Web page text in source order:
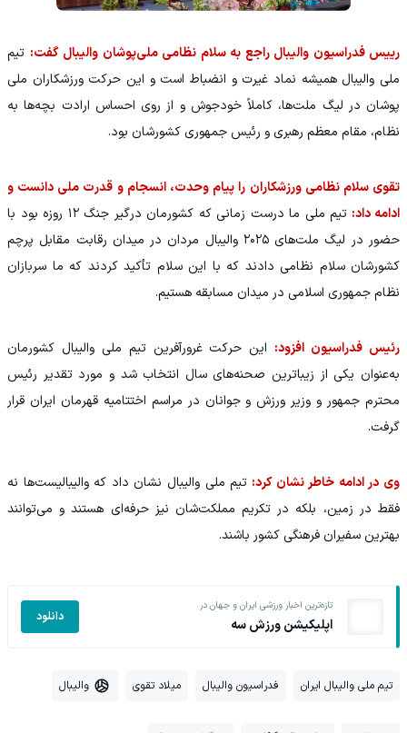
رییس فدراسیون والیبال راجع به سلام نظامی ملی‌پوشان والیبال گفت: تیم
ملی والیبال همیشه نماد غیرت و انضباط است و این حرکت ورزشکاران ملی
پوشان در لیگ ملت‌ها، کاملاً خودجوش و از روی احساس ارادت بچه‌ها به
نظام، مقام معظم رهبری و رئیس ‌جمهوری کشورشان بود.
تقوی سلام نظامی ورزشکاران را پیام وحدت، انسجام و قدرت ملی دانست و
ادامه داد:
تیم ملی ما درست زمانی که کشورمان درگیر جنگ ۱۲ روزه بود با
حضور در لیگ ملت‌های ۲۰۲۵ والیبال مردان در میدان رقابت مقابل پرچم
کشورشان سلام نظامی دادند که با این سلام تأکید کردند که ما سربازان
نظام جمهوری اسلامی در میدان مسابقه هستیم.
رئیس فدراسیون افزود: این حرکت غرورآفرین تیم ملی والیبال کشورمان
به‌عنوان یکی از زیباترین صحنه‌های سال انتخاب شد و مورد تقدیر رئیس
محترم جمهور و وزیر ورزش و جوانان در مراسم اختتامیه قهرمان ایران قرار
گرفت.
وی در ادامه خاطر نشان کرد: تیم ملی والیبال نشان داد که والیبالیست‌ها نه
فقط در زمین، بلکه در تکریم مملکت‌شان نیز حرفه‌ای هستند و می‌توانند
بهترین سفیران فرهنگی کشور باشند.
تازه‌ترین اخبار ورزشی ایران و جهان در
اپلیکیشن ورزش سه دانلود
تیم ملی والیبال ایران فدراسیون والیبال میلاد تقوی والیبال